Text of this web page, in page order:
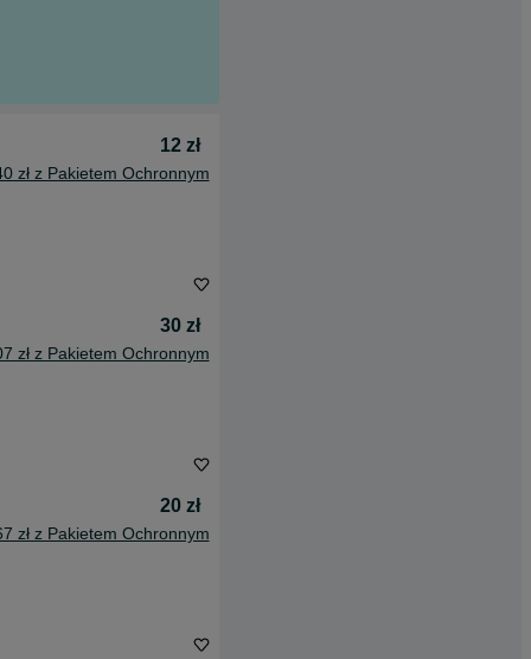
12 zł
zł z Pakietem Ochronnym
30 zł
zł z Pakietem Ochronnym
20 zł
zł z Pakietem Ochronnym